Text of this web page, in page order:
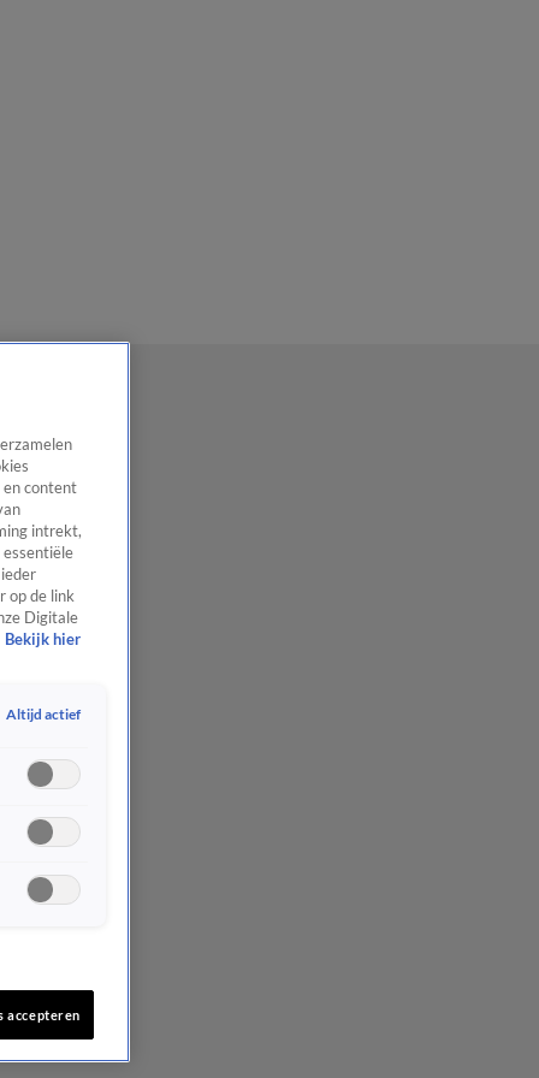
en content
intrekt,
op de link
Digitale
Bekijk hier
Altijd actief
accepteren